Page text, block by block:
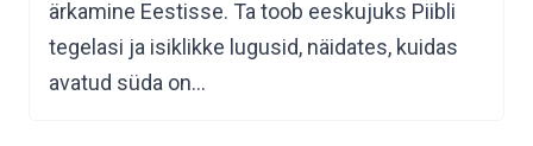
ärkamine Eestisse. Ta toob eeskujuks Piibli
tegelasi ja isiklikke lugusid, näidates, kuidas
avatud süda on…